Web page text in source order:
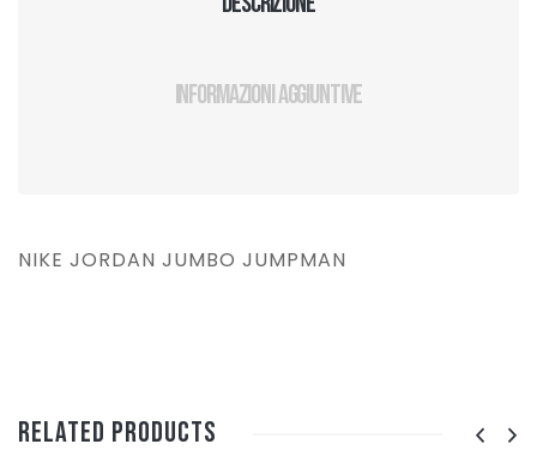
Informazioni aggiuntive
NIKE JORDAN JUMBO JUMPMAN
Related Products